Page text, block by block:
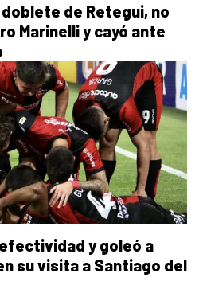
doblete de Retegui, no
Marinelli y cayó ante
y goleó a
su visita a Santiago del